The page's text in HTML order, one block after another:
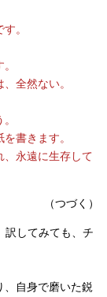
。
全然ない。
書きます。
、永遠に生存して
（つづく）
してみても、チ
、自身で磨いた鋭